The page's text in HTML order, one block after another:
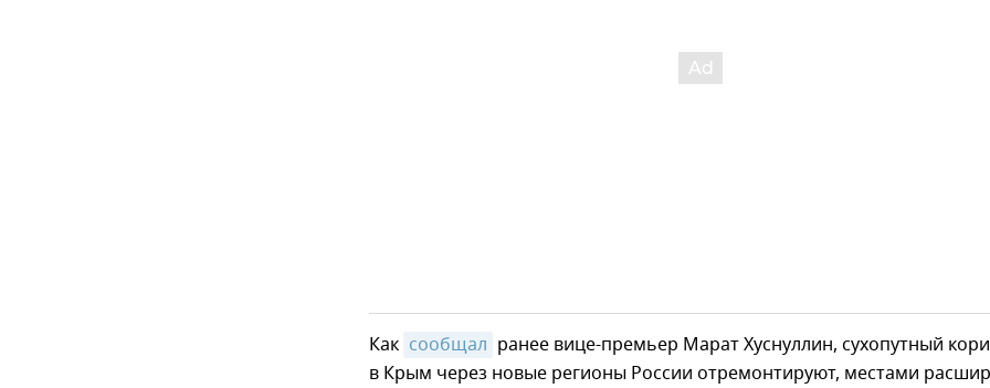
Как сообщал ранее вице-премьер Марат Хуснуллин, сухопутный
в Крым через новые регионы России отремонтируют, местами